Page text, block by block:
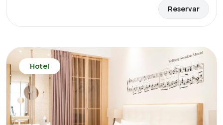
Reservar
Hotel